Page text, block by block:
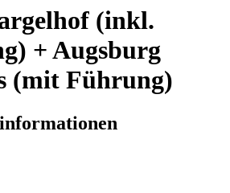
(inkl.
+ Augsburg
(mit Führung)